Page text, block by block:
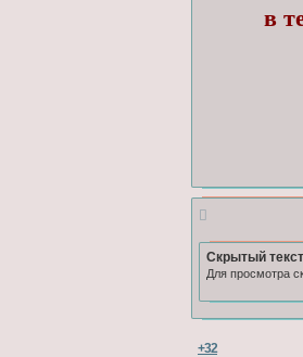
в
Скрытый
Для просмотра
+32